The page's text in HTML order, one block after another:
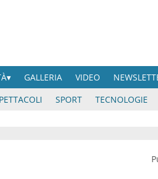
GALLERIA VIDEO
SPORT TECNOLOGIE